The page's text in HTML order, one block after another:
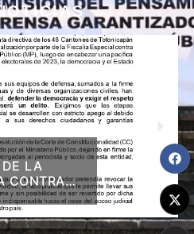
DE LA
CONTRA
Y
DE
A ZAMORA